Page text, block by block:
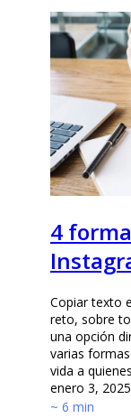
4
Copiar texto
reto, sobre
una opción
varias
vida a
enero 3, 2025
~ 6 min